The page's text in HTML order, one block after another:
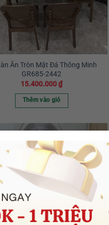
Ăn Tròn Mặt Đá Thông Minh
GR685-2442
15.400.000₫
Thêm vào giỏ